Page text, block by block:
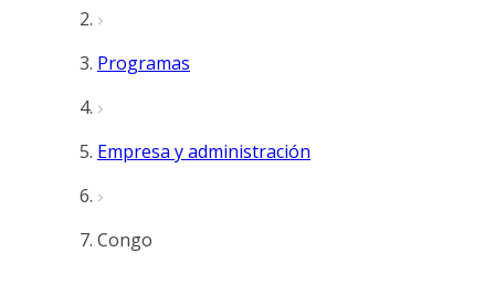
Programas
Empresa y administración
Congo